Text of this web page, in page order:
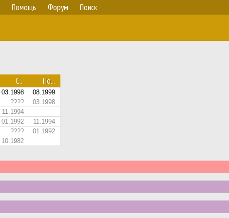
Помощь Форум Поиск
С... По...
03.1998 08.1999
???? 03.1998
11.1994
01.1992 11.1994
???? 01.1992
10.1982